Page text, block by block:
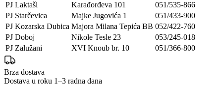
PJ Laktaši
Karađorđeva 101
051/535-866
PJ Starčevica
Majke Jugovića 1
051/433-900
PJ Kozarska Dubica Majora Milana Tepića BB 052/422-760
PJ Doboj
Nikole Tesle 23
053/245-018
PJ Zalužani
XVI Knoub br. 10 051/366-800
Brza dostava
Dostava u roku 1–3 radna dana